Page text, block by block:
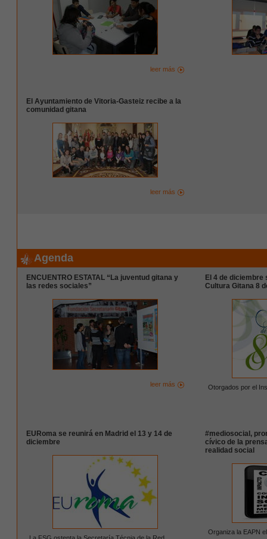
leer más
El Ayuntamiento de Vitoria-Gasteiz recibe a la
comunidad gitana
leer más
Agenda
ENCUENTRO ESTATAL “La juventud gitana y
las redes sociales”
leer más
El 4 de diciembre
Cultura Gitana 8
Otorgados por el
EURoma se reunirá en Madrid el 13 y 14 de
diciembre
#mediosocial,
cívico de la
realidad social
Organiza la EAPN